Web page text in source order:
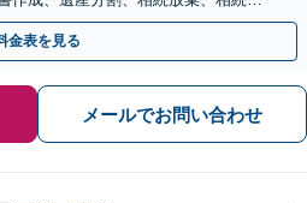
金表を見る
メールでお問い合わせ